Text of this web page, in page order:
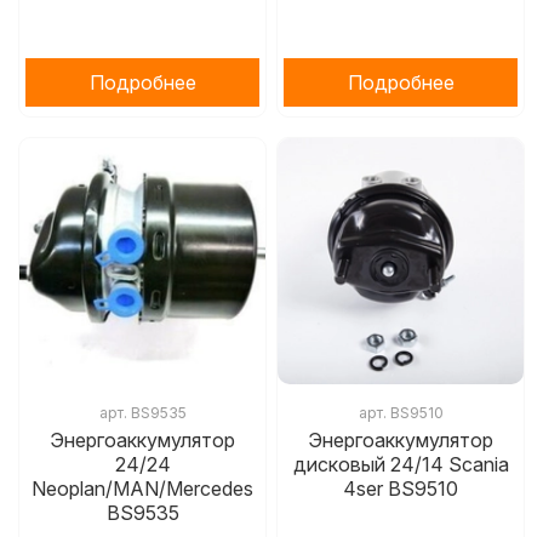
Подробнее Подробнее
арт. BS9535
Энергоаккумулятор
24/24
Neoplan/MAN/Mercedes
BS9535
арт. BS9510
Энергоаккумулятор
дисковый 24/14 Scania
4ser BS9510